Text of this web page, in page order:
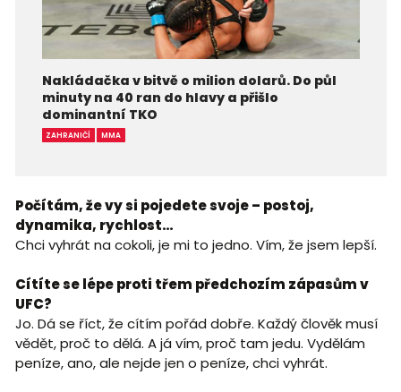
Nakládačka v bitvě o milion dolarů. Do půl
minuty na 40 ran do hlavy a přišlo
dominantní TKO
ZAHRANIČÍ MMA
Počítám, že vy si pojedete svoje – postoj,
dynamika, rychlost…
Chci vyhrát na cokoli, je mi to jedno. Vím, že jsem lepší.
Cítíte se lépe proti třem předchozím zápasům v
UFC?
Jo. Dá se říct, že cítím pořád dobře. Každý člověk musí
vědět, proč to dělá. A já vím, proč tam jedu. Vydělám
peníze, ano, ale nejde jen o peníze, chci vyhrát.